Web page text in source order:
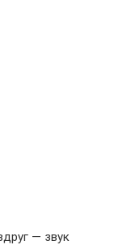
— звук